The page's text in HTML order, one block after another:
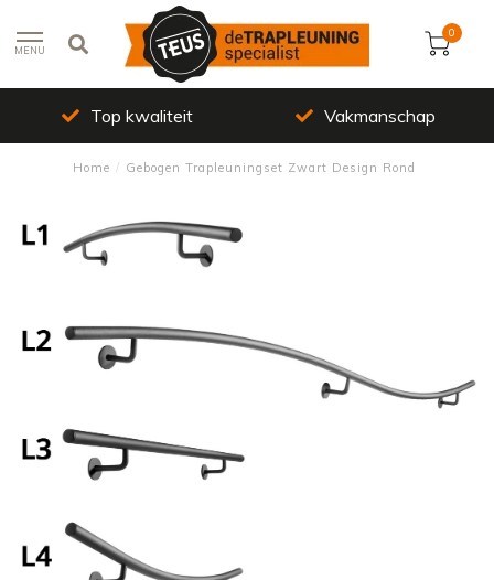
MENU
0
Top kwaliteit Vakmanschap
Home / Gebogen Trapleuningset Zwart Design Rond